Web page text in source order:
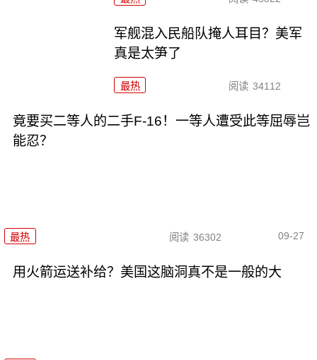
军舰混入民船队掩人耳目？美军
真是太笋了
最热 阅读 34112
竟要买二等人的二手F-16！一等人遭受此等屈辱岂
能忍？
最热 阅读 36302 09-27
用火箭运送补给？美国这脑洞真不是一般的大